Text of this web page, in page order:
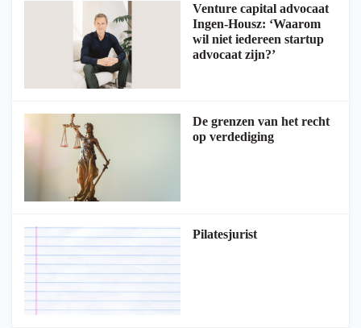
Venture capital advocaat
Ingen-Housz: ‘Waarom
wil niet iedereen startup
advocaat zijn?’
De grenzen van het recht
op verdediging
Pilatesjurist